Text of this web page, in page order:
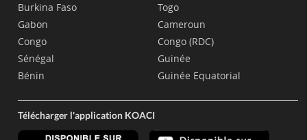
Burkina Faso
Gabon
Congo
Sénégal
Bénin
Togo
Cameroun
Congo (RDC)
Guinée
Guinée Equatorial
Télécharger l'application KOACI